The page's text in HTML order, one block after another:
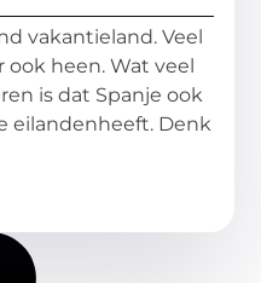
vakantieland. Veel
heen. Wat veel
is dat Spanje ook
eilandenheeft. Denk